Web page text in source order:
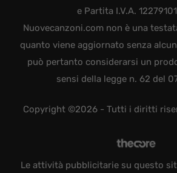
e Partita I.V.A.
Nuovecanzoni.com non è una
quanto viene aggiornato senza
può pertanto considerarsi un
sensi della legge n. 62 del
Copyright ©2026 - Tutti i diritti
Le attività pubblicitarie su questo